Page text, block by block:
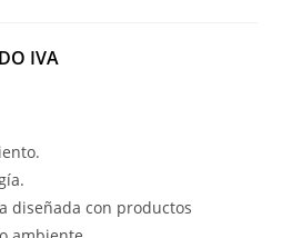
IVA
diseñada con productos